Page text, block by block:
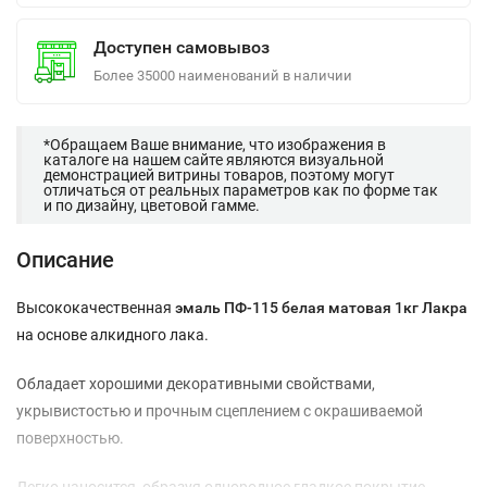
Доступен самовывоз
Более 35000 наименований в наличии
*Обращаем Ваше внимание, что изображения в
каталоге на нашем сайте являются визуальной
демонстрацией витрины товаров, поэтому могут
отличаться от реальных параметров как по форме так
и по дизайну, цветовой гамме.
Описание
Высококачественная эмаль ПФ-115 белая матовая 1кг Лакра
на основе алкидного лака.
Обладает хорошими декоративными свойствами,
укрывистостью и прочным сцеплением с окрашиваемой
поверхностью.